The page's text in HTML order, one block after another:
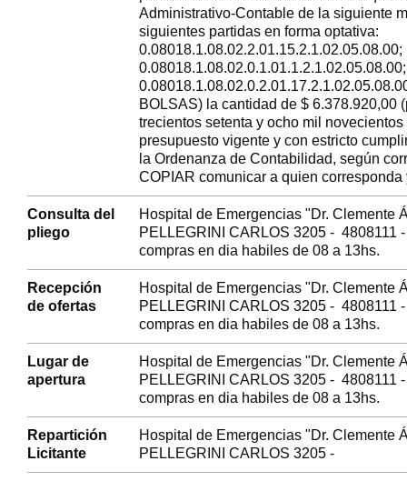
Administrativo-Contable de la siguiente
siguientes partidas en forma optativa:
0.08018.1.08.02.2.01.15.2.1.02.05.08.00;
0.08018.1.08.02.0.1.01.1.2.1.02.05.08.00;
BOLSAS) la cantidad de $ 6.378.920,00
trecientos setenta y ocho mil
presupuesto vigente y con estricto
la Ordenanza de Contabilidad, según
COPIAR comunicar a quien corresponda
Consulta del
pliego
Hospital de Emergencias "Dr. Clemente
PELLEGRINI CARLOS 3205 - 4808111
compras en dia habiles de 08 a 13hs.
Recepción
de ofertas
Hospital de Emergencias "Dr. Clemente
PELLEGRINI CARLOS 3205 - 4808111
compras en dia habiles de 08 a 13hs.
Lugar de
apertura
Hospital de Emergencias "Dr. Clemente
PELLEGRINI CARLOS 3205 - 4808111
compras en dia habiles de 08 a 13hs.
Repartición
Licitante
Hospital de Emergencias "Dr. Clemente
PELLEGRINI CARLOS 3205 -